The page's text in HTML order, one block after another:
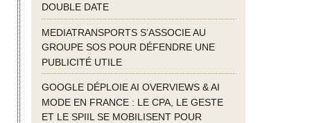
DOUBLE DATE
MEDIATRANSPORTS S’ASSOCIE AU
GROUPE SOS POUR DÉFENDRE UNE
PUBLICITÉ UTILE
GOOGLE DÉPLOIE AI OVERVIEWS & AI
MODE EN FRANCE : LE CPA, LE GESTE
ET LE SPIIL SE MOBILISENT POUR